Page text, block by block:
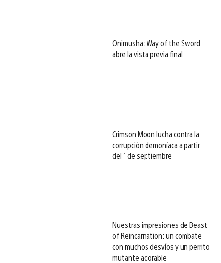
Onimusha: Way of the Sword
abre la vista previa final
Crimson Moon lucha contra la
corrupción demoníaca a partir
del 1 de septiembre
Nuestras impresiones de Beast
of Reincarnation: un combate
con muchos desvíos y un perrito
mutante adorable